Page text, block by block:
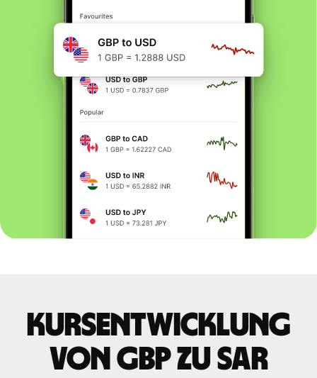
Kursentwicklung
von GBP zu SAR